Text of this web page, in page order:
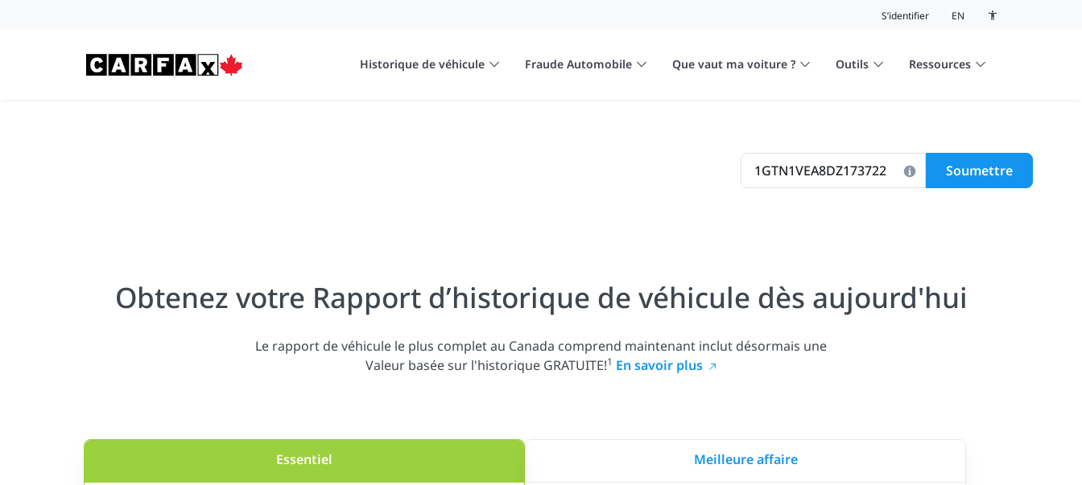
S’identifier
EN
Historique de véhicule Fraude Automobile Que vaut ma voiture ? Outils Ressources
Soumettre
Obtenez votre Rapport d’historique de véhicule dès aujourd'hui
Le rapport de véhicule le plus complet au Canada comprend maintenant inclut désormais une
Valeur basée sur l'historique GRATUITE!1 En savoir plus
Essentiel Meilleure affaire